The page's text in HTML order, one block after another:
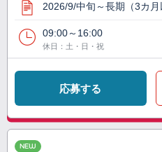
2026/9/中旬～長期（3カ月
09:00～16:00
休日：土・日・祝
応募する
NEW